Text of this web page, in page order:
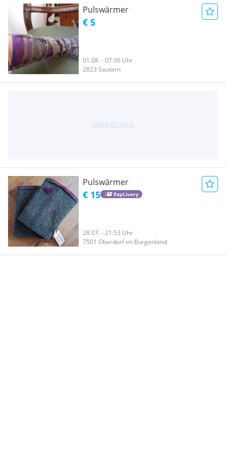
Pulswärmer
€ 5
01.08. - 07:36 Uhr
2823 Sautern
Pulswärmer
€ 15 PayLivery
28.07. - 21:53 Uhr
7501 Oberdorf im Burgenland